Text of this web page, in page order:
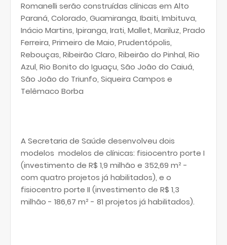
Romanelli serão construídas clínicas em Alto
Paraná, Colorado, Guamiranga, Ibaiti, Imbituva,
Inácio Martins, Ipiranga, Irati, Mallet, Mariluz, Prado
Ferreira, Primeiro de Maio, Prudentópolis,
Rebouças, Ribeirão Claro, Ribeirão do Pinhal, Rio
Azul, Rio Bonito do Iguaçu, São João do Caiuá,
São João do Triunfo, Siqueira Campos e
Telêmaco Borba
A Secretaria de Saúde desenvolveu dois
modelos modelos de clínicas: fisiocentro porte I
(investimento de R$ 1,9 milhão e 352,69 m² -
com quatro projetos já habilitados), e o
fisiocentro porte II (investimento de R$ 1,3
milhão - 186,67 m² - 81 projetos já habilitados).